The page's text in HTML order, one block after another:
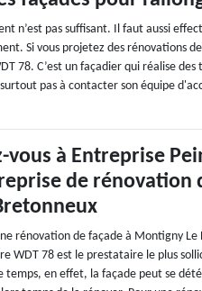
n’est pas suffisant. Il faut aussi
Si vous projetez des rénovations
78. C’est un façadier qui réalise
pas à contacter son équipe
vous à Entreprise
de rénovation
rénovation de façade à Montigny
WDT 78 est le prestataire le plus
temps, en effet, la façade peut se